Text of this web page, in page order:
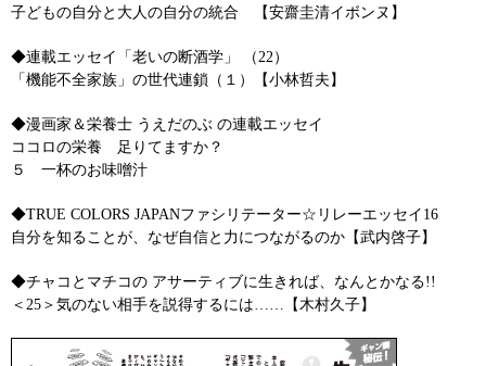
子どもの自分と大人の自分の統合 【安齋圭清イボンヌ】
◆連載エッセイ「老いの断酒学」 （22）
「機能不全家族」の世代連鎖（１）【小林哲夫】
◆漫画家＆栄養士 うえだのぶ の連載エッセイ
ココロの栄養 足りてますか？
５ 一杯のお味噌汁
◆TRUE COLORS JAPANファシリテーター☆リレーエッセイ16
自分を知ることが、なぜ自信と力につながるのか【武内啓子】
◆チャコとマチコの アサーティブに生きれば、なんとかなる!!
＜25＞気のない相手を説得するには……【木村久子】